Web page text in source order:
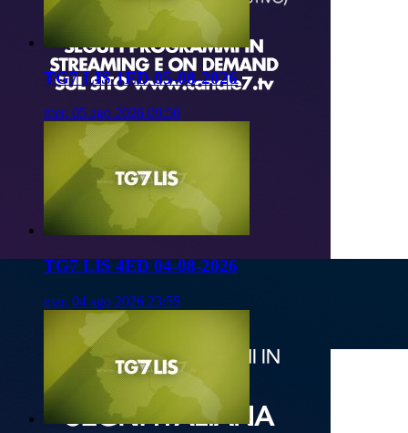
TG7 LIS 1ED 05-08-2026
mer, 05 ago 2026 09:50
TG7 LIS 4ED 04-08-2026
mar, 04 ago 2026 23:55